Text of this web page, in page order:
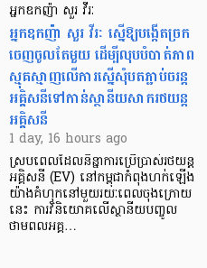
អ្នកឧកញ៉ា សួរ វីរៈ
អ្នកឧកញ៉ា សួរ វីរៈ ស្នើឱ្យបង្កើតច្រក
ចេញចូលតែមួយ ដើម្បីលុបបំបាត់ភាព
ស្មុគស្មាញលើការស្នើសុំបតភ្ជាប់ចរន្ត
អគ្គិសនីទៅកាន់ស្ថានីយសាករថយន្ត
អគ្គិសនី
1 day, 16 hours ago
ស្របពេលដែលនិន្នាការប្រើប្រាស់រថយន្ត
អគ្គិសនី (EV) នៅកម្ពុជាកំពុងហក់ឡើង
យ៉ាងគំហុកនៅមួយរយៈពេលចុងក្រោយ
នេះ ការវិនិយោគលើស្ថានីយបញ្ចូល
ថាមពលអគ្គ…